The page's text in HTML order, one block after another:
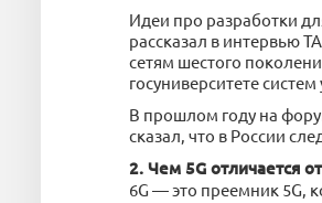
Идеи про разработки
рассказал в интервью
сетям шестого
госуниверситете
В прошлом году на
сказал, что в России
2. Чем 5G отличается
6G — это преемник 5G,